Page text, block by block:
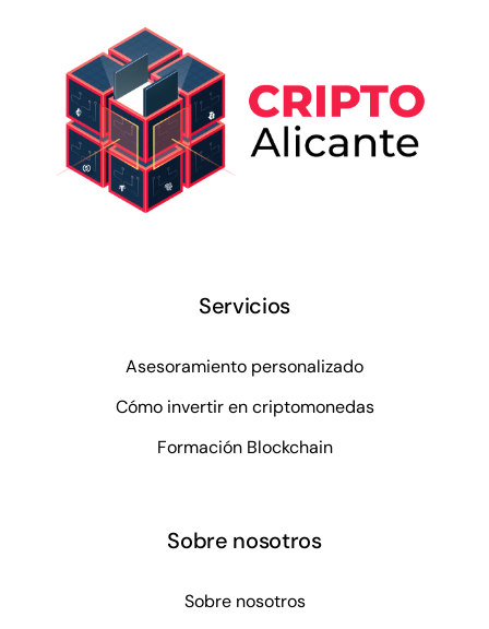
Servicios
Asesoramiento personalizado
Cómo invertir en criptomonedas
Formación Blockchain
Sobre nosotros
Sobre nosotros